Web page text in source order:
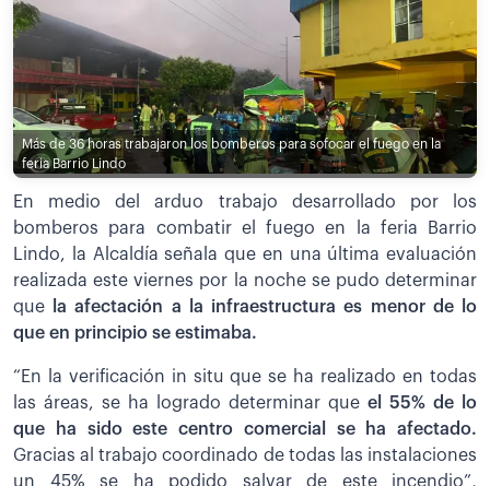
Más de 36 horas trabajaron los bomberos para sofocar el fuego en la
feria Barrio Lindo
En medio del arduo trabajo desarrollado por los
bomberos para combatir el fuego en la feria Barrio
Lindo, la Alcaldía señala que en una última evaluación
realizada este viernes por la noche se pudo determinar
que
la afectación a la infraestructura es menor de lo
que en principio se estimaba.
“En la verificación in situ que se ha realizado en todas
las áreas, se ha logrado determinar que el 55% de lo
que ha sido este centro comercial se ha afectado.
Gracias al trabajo coordinado de todas las instalaciones
un 45% se ha podido salvar de este incendio”,